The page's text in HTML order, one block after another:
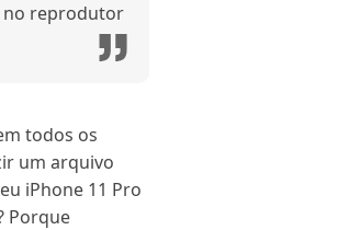
no reprodutor
todos os
um arquivo
iPhone 11 Pro
Porque